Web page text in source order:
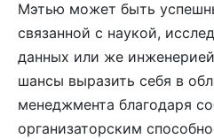
Мэтью может быть
связанной с наукой,
данных или же
шансы выразить себя в
менеджмента благодаря
организаторским